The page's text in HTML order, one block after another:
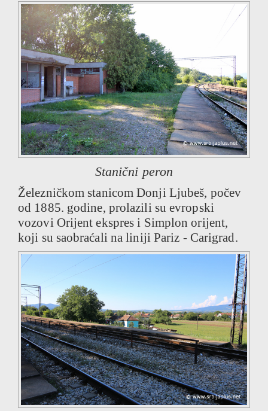
Stanični peron
Železničkom stanicom Donji Ljubeš, počev
od 1885. godine, prolazili su evropski
vozovi Orijent ekspres i Simplon orijent,
koji su saobraćali na liniji Pariz - Carigrad.